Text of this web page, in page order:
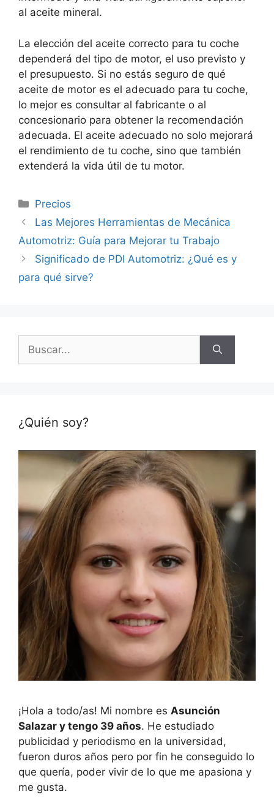
al aceite mineral.
La elección del aceite correcto para tu coche
dependerá del tipo de motor, el uso previsto y
el presupuesto. Si no estás seguro de qué
aceite de motor es el adecuado para tu coche,
lo mejor es consultar al fabricante o al
concesionario para obtener la recomendación
adecuada. El aceite adecuado no solo mejorará
el rendimiento de tu coche, sino que también
extenderá la vida útil de tu motor.
Categorías
Precios
Las Mejores Herramientas de Mecánica
Automotriz: Guía para Mejorar tu Trabajo
Significado de PDI Automotriz: ¿Qué es y
para qué sirve?
¿Quién soy?
¡Hola a todo/as! Mi nombre es Asunción
Salazar y tengo 39 años. He estudiado
publicidad y periodismo en la universidad,
fueron duros años pero por fin he conseguido lo
que quería, poder vivir de lo que me apasiona y
me gusta.